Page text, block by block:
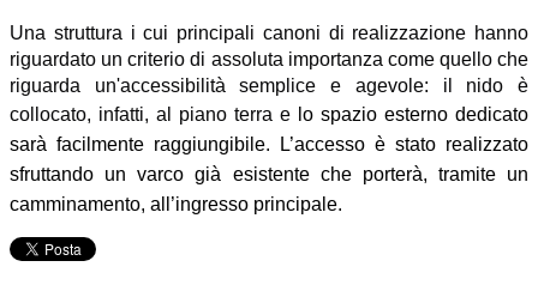
Una struttura i cui principali canoni di realizzazione hanno
riguardato un criterio di assoluta importanza come quello che
riguarda un'accessibilità semplice e agevole: il nido è
collocato, infatti, al piano terra e lo spazio esterno dedicato
sarà facilmente raggiungibile. L’accesso è stato realizzato
sfruttando un varco già esistente che porterà, tramite un
camminamento, all’ingresso principale.